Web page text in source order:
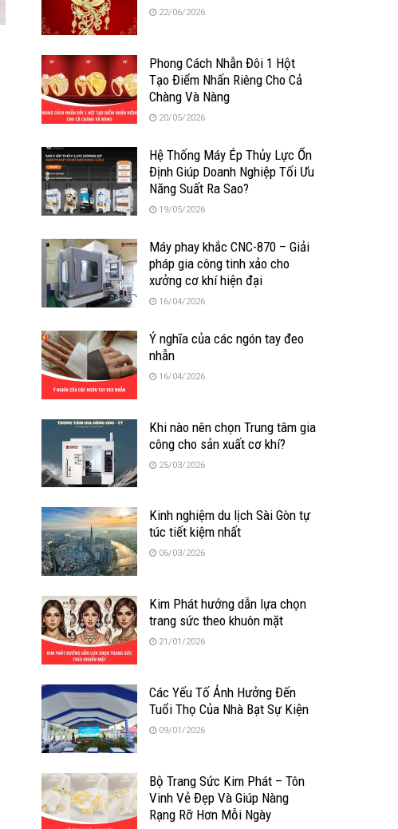
22/06/2026
Phong Cách Nhẫn Đôi 1 Hột
Tạo Điểm Nhấn Riêng Cho Cả
Chàng Và Nàng
20/05/2026
Hệ Thống Máy Ép Thủy Lực Ổn
Định Giúp Doanh Nghiệp Tối Ưu
Năng Suất Ra Sao?
19/05/2026
Máy phay khắc CNC-870 – Giải
pháp gia công tinh xảo cho
xưởng cơ khí hiện đại
16/04/2026
Ý nghĩa của các ngón tay đeo
nhẫn
16/04/2026
Khi nào nên chọn Trung tâm gia
công cho sản xuất cơ khí?
25/03/2026
Kinh nghiệm du lịch Sài Gòn tự
túc tiết kiệm nhất
06/03/2026
Kim Phát hướng dẫn lựa chọn
trang sức theo khuôn mặt
21/01/2026
Các Yếu Tố Ảnh Hưởng Đến
Tuổi Thọ Của Nhà Bạt Sự Kiện
09/01/2026
Bộ Trang Sức Kim Phát – Tôn
Vinh Vẻ Đẹp Và Giúp Nàng
Rạng Rỡ Hơn Mỗi Ngày